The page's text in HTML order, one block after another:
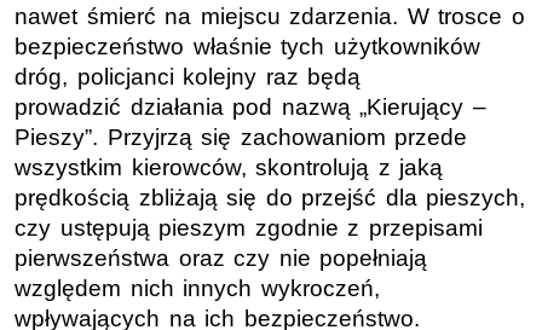
nawet śmierć na miejscu zdarzenia. W trosce o
bezpieczeństwo właśnie tych użytkowników
dróg, policjanci kolejny raz będą
prowadzić działania pod nazwą „Kierujący –
Pieszy”. Przyjrzą się zachowaniom przede
wszystkim kierowców, skontrolują z jaką
prędkością zbliżają się do przejść dla pieszych,
czy ustępują pieszym zgodnie z przepisami
pierwszeństwa oraz czy nie popełniają
względem nich innych wykroczeń,
wpływających na ich bezpieczeństwo.